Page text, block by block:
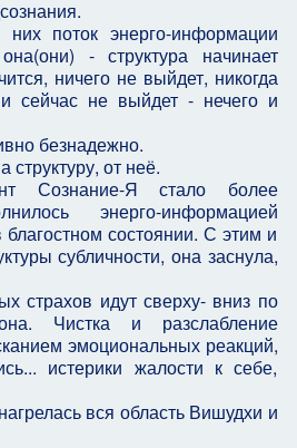
поток энерго-информации
- структура начинает
ничего не выйдет, никогда
сейчас не выйдет - нечего и
безнадежно.
структуру, от неё.
Сознание-Я стало более
энерго-информацией
состоянии. С этим и
субличности, она заснула,
страхов идут сверху- вниз по
Чистка и разслабление
эмоциональных реакций,
истерики жалости к себе,
вся область Вишудхи и